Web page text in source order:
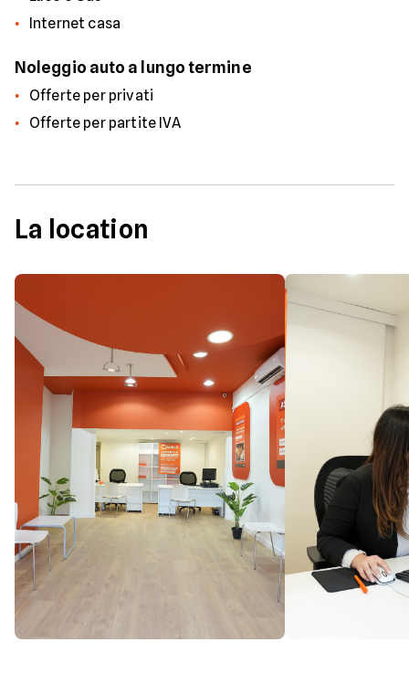
Internet casa
Noleggio auto a lungo termine
Offerte per privati
Offerte per partite IVA
La location